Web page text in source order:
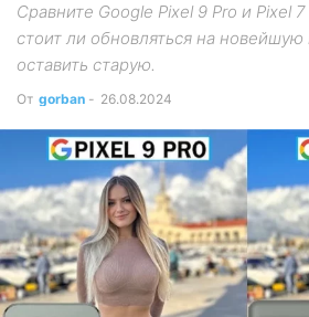
Сравните Google Pixel 9 Pro и Pixel
стоит ли обновляться на
оставить старую.
От gorban - 26.08.2024